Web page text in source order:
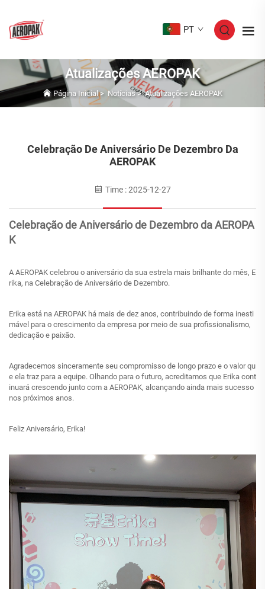
PT
Atualizações AEROPAK
Página Inicial>Notícias>Atualizações AEROPAK
Celebração De Aniversário De Dezembro Da
AEROPAK
Time : 2025-12-27
Celebração de Aniversário de Dezembro da AEROPA
K
A AEROPAK celebrou o aniversário da sua estrela mais brilhante do mês, E
rika, na Celebração de Aniversário de Dezembro.
Erika está na AEROPAK há mais de dez anos, contribuindo de forma inesti
mável para o crescimento da empresa por meio de sua profissionalismo,
dedicação e paixão.
Agradecemos sinceramente seu compromisso de longo prazo e o valor qu
e ela traz para a equipe. Olhando para o futuro, acreditamos que Erika cont
inuará crescendo junto com a AEROPAK, alcançando ainda mais sucesso
nos próximos anos.
Feliz Aniversário, Erika!